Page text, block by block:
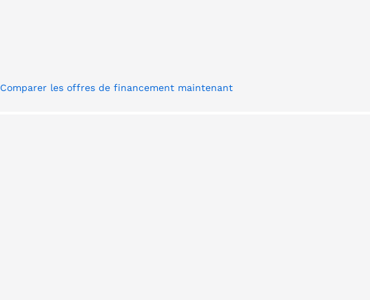
Comparer les offres de financement maintenant